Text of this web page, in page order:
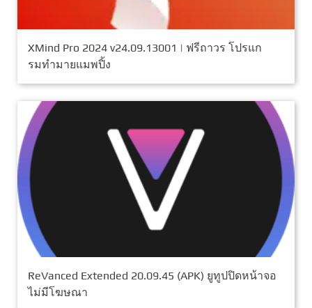
XMind Pro 2024 v24.09.13001 | ฟรีถาวร โปรแก
รมทํามายแมพปิ้ง
ReVanced Extended 20.09.45 (APK) ยูทูปปิดหน้าจอ
ไม่มีโฆษณา